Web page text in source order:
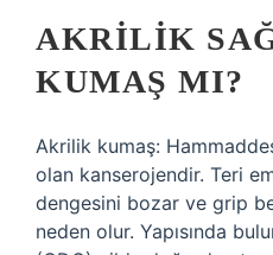
AKRILIK
KUMAŞ MI?
Akrilik kumaş:
olan kanserojendir. Teri
dengesini bozar ve grip
neden olur. Yapısında